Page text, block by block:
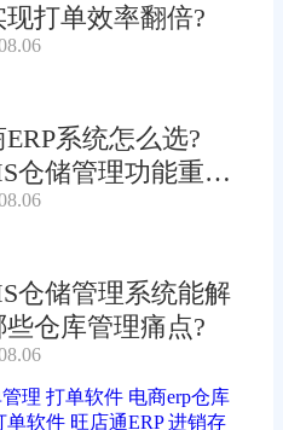
现打单效率翻倍?
系统怎么选?
仓储管理功能重要
仓储管理系统能解
些仓库管理痛点?
理 打单软件 电商erp仓库
单软件 旺店通ERP 进销存